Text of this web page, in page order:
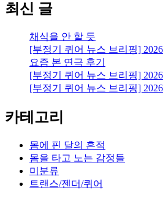
뚱
뚱
함/
비
만
론.
최신 글
채식을 안 할 듯
[부정기 퀴어 뉴스 브리핑]
요즘 본 연극 후기
[부정기 퀴어 뉴스 브리핑]
[부정기 퀴어 뉴스 브리핑]
카테고리
몸에 핀 달의 흔적
몸을 타고 노는 감정들
미분류
트랜스/젠더/퀴어